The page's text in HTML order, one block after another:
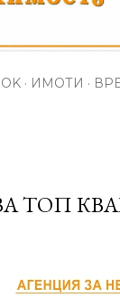
ИМОТИ
ТОП